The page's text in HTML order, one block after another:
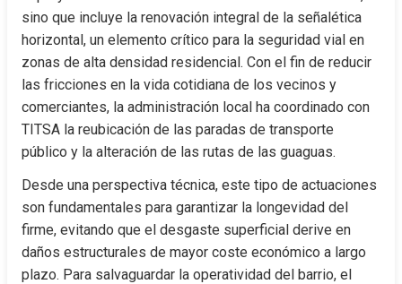
sino que incluye la renovación integral de la señalética
horizontal, un elemento crítico para la seguridad vial en
zonas de alta densidad residencial. Con el fin de reducir
las fricciones en la vida cotidiana de los vecinos y
comerciantes, la administración local ha coordinado con
TITSA la reubicación de las paradas de transporte
público y la alteración de las rutas de las guaguas.
Desde una perspectiva técnica, este tipo de actuaciones
son fundamentales para garantizar la longevidad del
firme, evitando que el desgaste superficial derive en
daños estructurales de mayor coste económico a largo
plazo. Para salvaguardar la operatividad del barrio, el